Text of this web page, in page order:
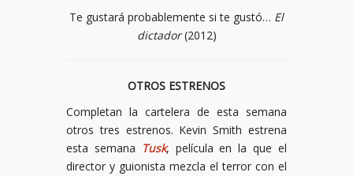
Te gustará probablemente si te gustó… El
dictador(2012)
OTROS ESTRENOS
Completan la cartelera de esta semana
otros tres estrenos. Kevin Smith estrena
esta semana Tusk, película en la que el
director y guionista mezcla el terror con el